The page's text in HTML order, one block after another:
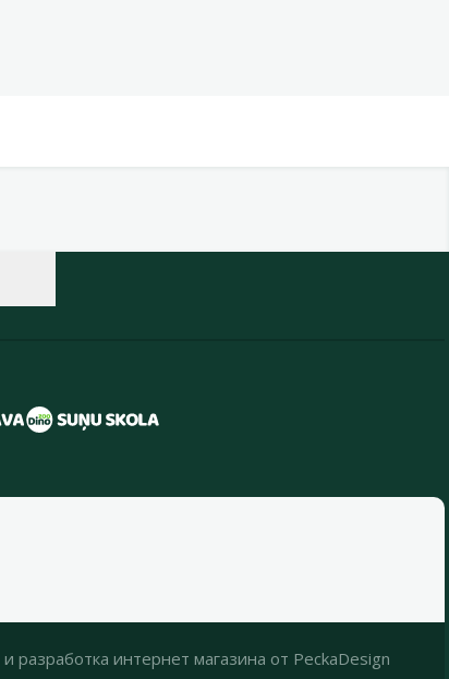
и разработка интернет магазина от PeckaDesign